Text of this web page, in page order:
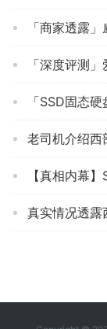
「深度评测